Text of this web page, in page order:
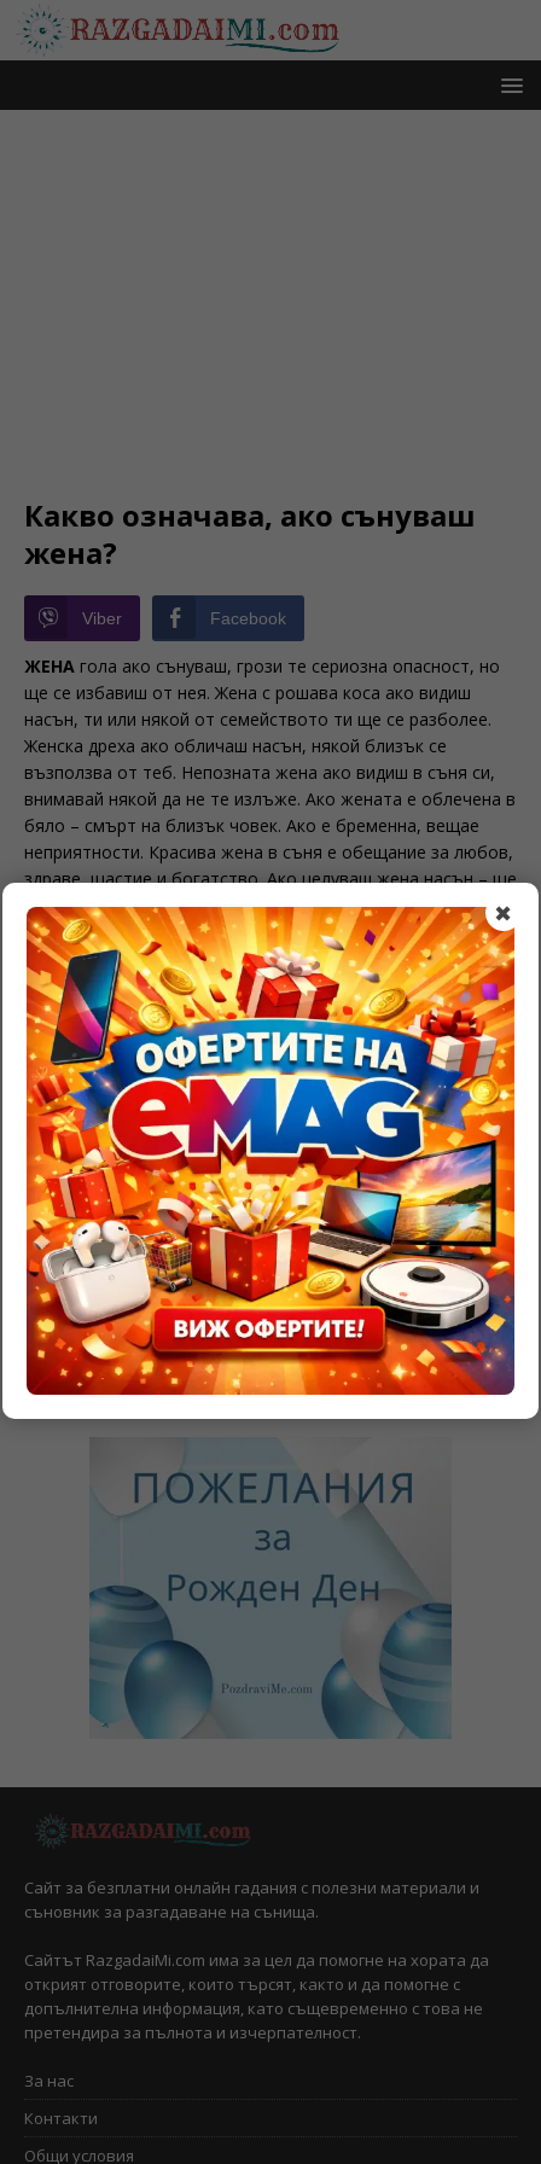
✖
Какво означава, ако сънуваш
жена?
Viber Facebook
ЖЕНА гола ако сънуваш, грози те сериозна опасност, но
ще се избавиш от нея. Жена с рошава коса ако видиш
насън, ти или някой от семейството ти ще се разболее.
Женска дреха ако обличаш насън, някой близък се
възползва от теб. Непозната жена ако видиш в съня си,
внимавай някой да не те излъже. Ако жената е облечена в
бяло – смърт на близък човек. Ако е бременна, вещае
неприятности. Красива жена в съня е обещание за любов,
здраве, щастие и богатство. Ако целуваш жена насън – ще
спечелиш от някаква хазартна игра.
Свързани сънища:
Тълкуване на сън с тиквички
Сънувах масло
Значение на калник в съня
BE THE FIRST TO COMMENT
Leave a Reply
Трябва давлезете, за да публикувате коментар.
RazgadaiMi.com>Съновник – тълкуване на сънища Жена
Сайт за безплатни онлайн гадания с полезни материали и
съновник за разгадаване на сънища.
Сайтът RazgadaiMi.com има за цел да помогне на хората да
открият отговорите, които търсят, както и да помогне с
допълнителна информация, като същевременно с това не
претендира за пълнота и изчерпателност.
За нас
Контакти
Общи условия